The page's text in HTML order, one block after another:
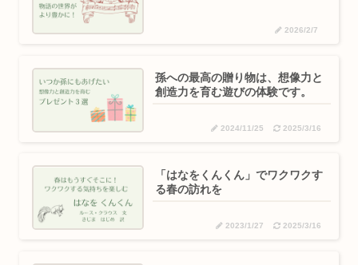
2026/2/7
孫への最高の贈り物は、想像力と
創造力を育む遊びの体験です。
2024/11/25 2025/3/16
「はなをくんくん」でワクワクす
る春の訪れを
2023/1/27 2025/3/16